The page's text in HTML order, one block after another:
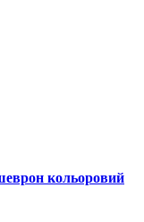
кольоровий